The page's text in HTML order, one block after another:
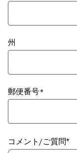
州
郵便番号
コメント/ご質問